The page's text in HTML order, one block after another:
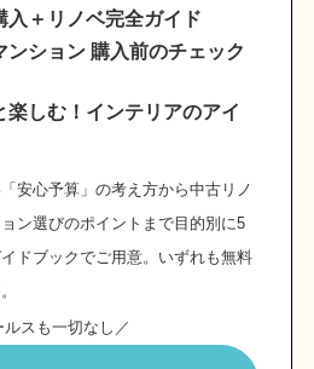
入＋リノベ完全ガイド
ンション 購入前のチェック
楽しむ！インテリアのアイ
安心予算」の考え方から中古リノ
ン選びのポイントまで目的別に5
ドブックでご用意。いずれも無料
ルスも一切なし／